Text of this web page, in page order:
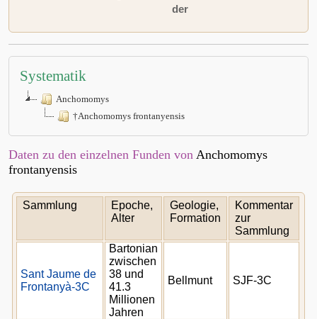
der
Systematik
Anchomomys
†Anchomomys frontanyensis
Daten zu den einzelnen Funden von Anchomomys
frontanyensis
Sammlung
Epoche,
Alter
Geologie,
Formation
Kommentar
zur
Sammlung
Sant Jaume de
Frontanyà-3C
Bartonian
zwischen
38 und
41.3
Millionen
Jahren
Bellmunt SJF-3C